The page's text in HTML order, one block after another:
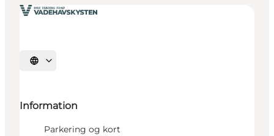
Vælg sprog
Information
Parkering og kort